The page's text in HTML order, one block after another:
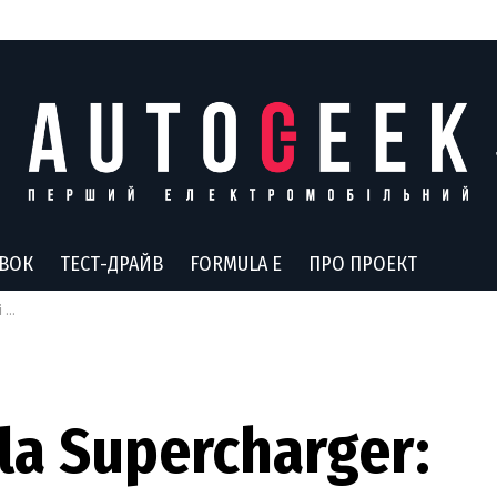
ТЕСТ-ДРАЙВ FORMULA E ПРО ПРОЕКТ
Supercharger: